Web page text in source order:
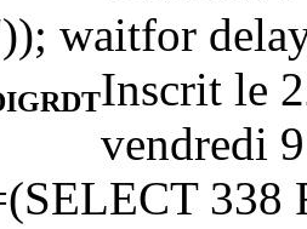
waitfor
Inscrit le
vendredi
338